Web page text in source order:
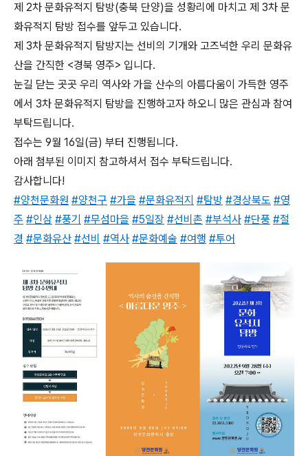
제 2차 문화유적지 탐방(충북 단양)을 성황리에 마치고 제 3차 문
화유적지 탐방 접수를 앞두고 있습니다.
제 3차 문화유적지 탐방지는 선비의 기개와 고즈넉한 우리 문화유
산을 간직한 <경북 영주> 입니다.
눈길 닫는 곳곳 우리 역사와 가을 산수의 아름다움이 가득한 영주
에서 3차 문화유적지 탐방을 진행하고자 하오니 많은 관심과 참여
부탁드립니다.
접수는 9월 16일(금) 부터 진행됩니다.
아래 첨부된 이미지 참고하셔서 접수 부탁드립니다.
감사합니다!
#양천문화원 #양천구 #가을 #문화유적지 #탐방 #경상북도 #영
주 #인삼 #풍기 #무섬마을 #5일장 #선비촌 #부석사 #단풍 #절
경 #문화유산 #선비 #역사 #문화예술 #여행 #투어